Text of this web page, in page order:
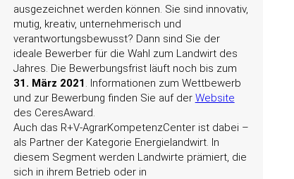
ausgezeichnet werden können. Sie sind innovativ,
mutig, kreativ, unternehmerisch und
verantwortungsbewusst? Dann sind Sie der
ideale Bewerber für die Wahl zum Landwirt des
Jahres. Die Bewerbungsfrist läuft noch bis zum
31. März 2021. Informationen zum Wettbewerb
und zur Bewerbung finden Sie auf der Website
des CeresAward.
Auch das R+V-AgrarKompetenzCenter ist dabei –
als Partner der Kategorie Energielandwirt. In
diesem Segment werden Landwirte prämiert, die
sich in ihrem Betrieb oder in